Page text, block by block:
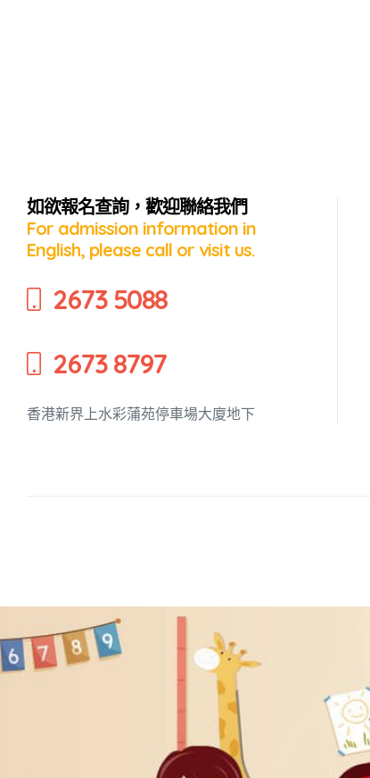
如欲報名查詢，歡迎聯絡我們
For admission information in
English, please call or visit us.
2673 5088
2673 8797
香港新界上水彩蒲苑停車場大廈地下
語」
養幼兒